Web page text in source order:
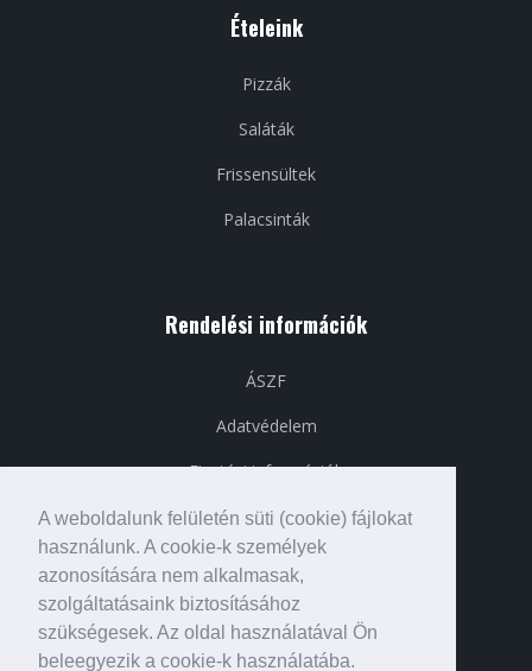
A weboldalunk felületén süti (cookie) fájlokat
használunk. A cookie-k személyek
azonosítására nem alkalmasak,
szolgáltatásaink biztosításához
szükségesek. Az oldal használatával Ön
beleegyezik a cookie-k használatába.
Ételeink
Pizzák
Saláták
Frissensültek
Palacsinták
Rendelési információk
ÁSZF
Adatvédelem
Fizetési információk
Szállítási információk
Közösségi média